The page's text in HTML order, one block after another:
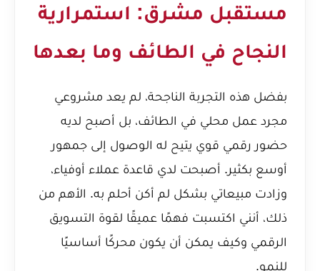
مستقبل مشرق: استمرارية
النجاح في الطائف وما بعدها
بفضل هذه التجربة الناجحة، لم يعد مشروعي
مجرد عمل محلي في الطائف، بل أصبح لديه
حضور رقمي قوي يتيح له الوصول إلى جمهور
أوسع بكثير. أصبحت لدي قاعدة عملاء أوفياء،
وزادت مبيعاتي بشكل لم أكن أحلم به. الأهم من
ذلك، أنني اكتسبت فهمًا عميقًا لقوة التسويق
الرقمي وكيف يمكن أن يكون محركًا أساسيًا
للنمو.